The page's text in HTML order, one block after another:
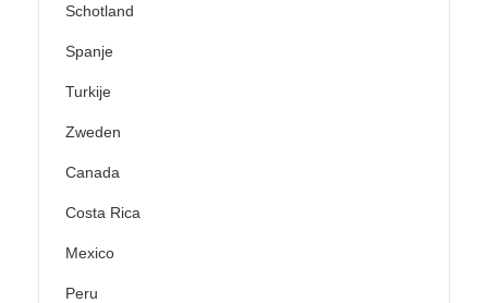
Schotland
Spanje
Turkije
Zweden
Canada
Costa Rica
Mexico
Peru